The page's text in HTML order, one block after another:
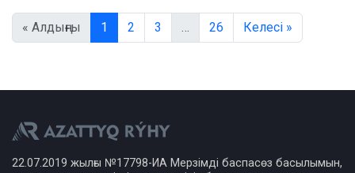
« Алдыңғы 1 2 3 26 Келесі »
22.07.2019 жылғы №17798-ИА Мерзімді баспасөз басылымын,